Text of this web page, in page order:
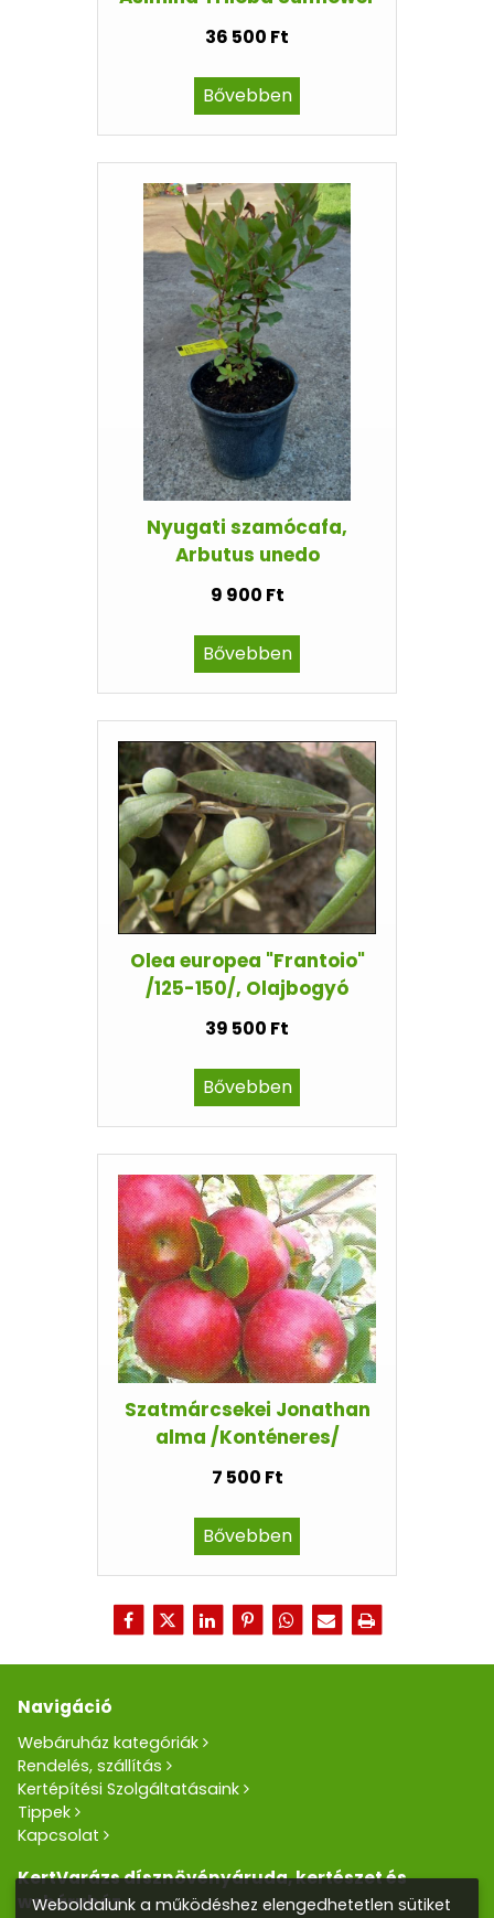
36 500 Ft
Bővebben
Nyugati szamócafa,
Arbutus unedo
9 900 Ft
Bővebben
Olea europea "Frantoio"
/125-150/, Olajbogyó
39 500 Ft
Bővebben
Szatmárcsekei Jonathan
alma /Konténeres/
7 500 Ft
Bővebben
Navigáció
Webáruház kategóriák
Rendelés, szállítás
Kertépítési Szolgáltatásaink
Tippek
Kapcsolat
KertVarázs dísznövényáruda, kertészet és
webáruház
Weboldalunk a működéshez elengedhetetlen sütiket